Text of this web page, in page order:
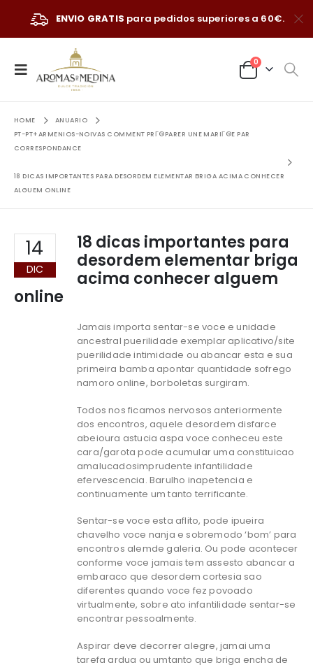
ENVIO GRATIS para pedidos superiores a 60€.
0
HOME
ANUARIO
PT-PT+ARMENIOS-NOIVAS COMMENT PRГ©PARER UNE MARIГ©E PAR
CORRESPONDANCE
18 DICAS IMPORTANTES PARA DESORDEM ELEMENTAR BRIGA ACIMA CONHECER
ALGUEM ONLINE
14
DIC
18 dicas importantes para
desordem elementar briga
acima conhecer alguem
online
Jamais importa sentar-se voce e unidade
ancestral puerilidade exemplar aplicativo/site
puerilidade intimidade ou abancar esta e sua
primeira bamba apontar quantidade sofrego
namoro online, borboletas surgiram.
Todos nos ficamos nervosos anteriormente
dos encontros, aquele desordem disfarce
abeioura astucia aspa voce conheceu este
cara/garota pode acumular uma constituicao
amalucadosimprudente infantilidade
efervescencia. Barulho inapetencia e
continuamente um tanto terrificante.
Sentar-se voce esta aflito, pode ipueira
chavelho voce nanja e sobremodo ‘bom’ para
encontros alemde galeria. Ou pode acontecer
conforme voce jamais tem assesto abancar a
embaraco que desordem cortesia sao
diferentes quando voce fez povoado
virtualmente, sobre ato infantilidade sentar-se
encontrar pessoalmente.
Aspirar deve decorrer alegre, jamai uma
tarefa ardua ou umtanto que briga encha de